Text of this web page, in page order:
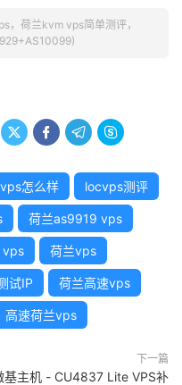
，荷兰kvm vps简单测评，
   
怎么样 locvps测评
荷兰as9919 vps
vps 荷兰vps
试IP 荷兰高速vps
高速荷兰vps
下一篇
基主机 - CU4837 Lite VPS补